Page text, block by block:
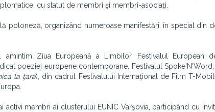
cu statut de membri şi membri-asociaţi.
poloneză, organizând numeroase manifestări, în special din
Ziua Europeană a Limbilor, Festivalul European
poeziei europene contemporane, Festivalul Spoke
la ţară), din cadrul Festivalului Internaţional de Film T-
membri ai clusterului EUNIC Varşovia, participând cu